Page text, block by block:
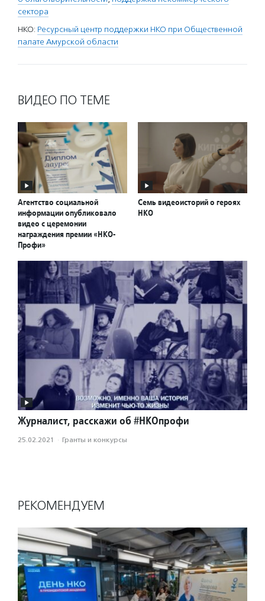
сектора
НКО: Ресурсный центр поддержки НКО при Общественной
палате Амурской области
ВИДЕО ПО ТЕМЕ
Агентство социальной
информации опубликовало
видео с церемонии
награждения премии «НКО-
Профи»
Семь видеоисторий о героях
НКО
Журналист, расскажи об #НКОпрофи
25.02.2021 · Гранты и конкурсы
РЕКОМЕНДУЕМ